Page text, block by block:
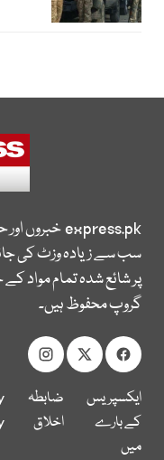
express.pkخبروں
سب سے زیادہ وزٹ کی
پر شائع شدہ تمام مواد
گروپ محفوظ ہیں۔
ایکسپریس
کے بارے
میں
ضابطہ
اخلاق